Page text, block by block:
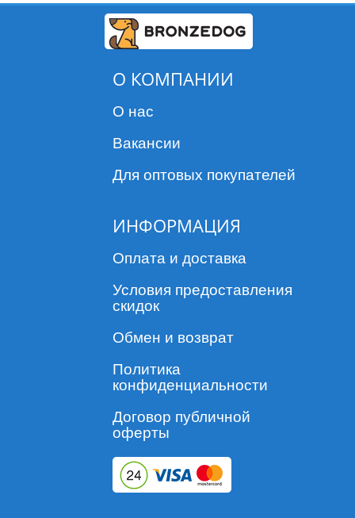
О КОМПАНИИ
О нас
Вакансии
Для оптовых покупателей
ИНФОРМАЦИЯ
Оплата и доставка
Условия предоставления
скидок
Обмен и возврат
Политика
конфиденциальности
Договор публичной
оферты